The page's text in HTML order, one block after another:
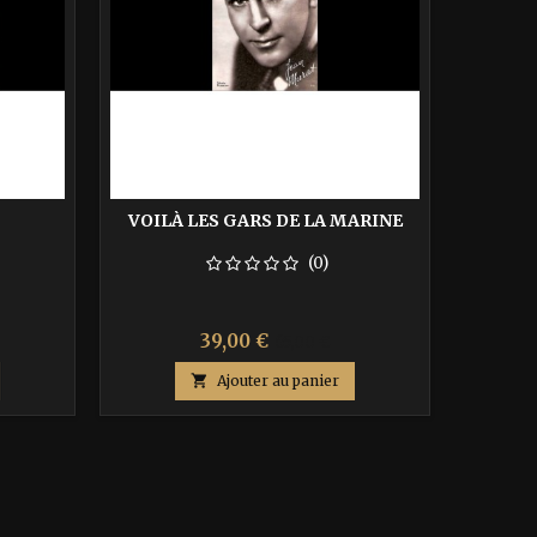
VOILÀ LES GARS DE LA MARINE
(0)
Prix
39,00 €
base
 Ajouter au panier